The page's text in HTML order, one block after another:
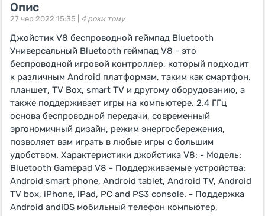
Опис
27 чер 2022 15:35 | 4 роки тому
Джойстик V8 беспроводной геймпад Bluetooth
Универсальный Bluetooth геймпад V8 - это
беспроводной игровой контроллер, который подходит
к различным Android платформам, таким как смартфон,
планшет, TV Box, smart TV и другому оборудованию, а
также поддерживает игры на компьютере. 2.4 ГГц
основа беспроводной передачи, современный
эргономичный дизайн, режим энергосбережения,
позволяет вам играть в любые игры с большим
удобством. Характеристики джойстика V8: - Модель:
Bluetooth Gamepad V8 - Поддерживаемые устройства:
Android smart phone, Android tablet, Android TV, Android
TV box, iPhone, iPad, PC and PS3 console. - Поддержка
Android andIOS мобильный телефон компьютер,